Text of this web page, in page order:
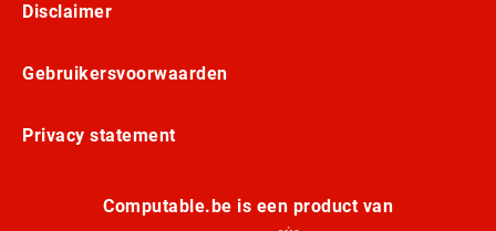
Disclaimer
Gebruikersvoorwaarden
Privacy statement
Computable.be is een product van